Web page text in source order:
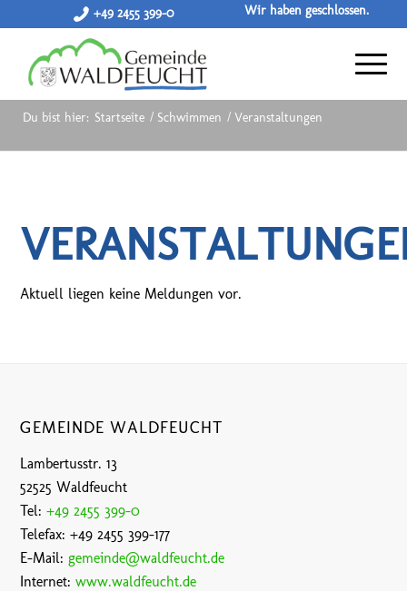
+49 2455 399-0 Wir haben geschlossen.
Du bist hier: Startseite / Schwimmen / Veranstaltungen
Aktuell liegen keine Meldungen vor.
GEMEINDE WALDFEUCHT
Lambertusstr. 13
52525 Waldfeucht
Tel:+49 2455 399-0
Telefax: +49 2455 399-177
E-Mail: gemeinde@waldfeucht.de
Internet:www.waldfeucht.de